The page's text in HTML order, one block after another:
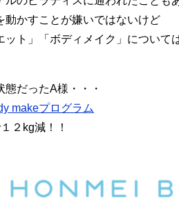
動かすことが嫌いではないけど
ット」「ボディメイク」につい
態だったA様・・・
makeプログラム
２kg減！！